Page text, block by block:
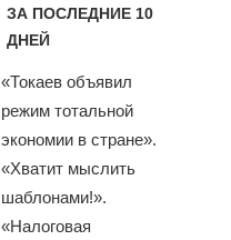
ЗА ПОСЛЕДНИЕ 10
ДНЕЙ
«Токаев объявил
режим тотальной
экономии в стране».
«Хватит мыслить
шаблонами!».
«Налоговая